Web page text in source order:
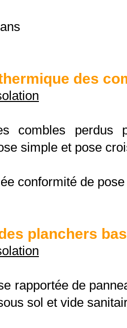
des
combles perdus
simple et pose
conformité de
planchers
rapportée de
sol et vide